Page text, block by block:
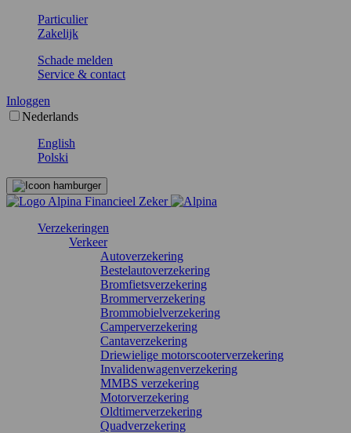
Particulier
Zakelijk
Schade melden
Service & contact
Inloggen
Nederlands
English
Polski
Verzekeringen
Verkeer
Autoverzekering
Bestelautoverzekering
Bromfietsverzekering
Brommerverzekering
Brommobielverzekering
Camperverzekering
Cantaverzekering
Driewielige motorscooterverzekering
Invalidenwagenverzekering
MMBS verzekering
Motorverzekering
Oldtimerverzekering
Quadverzekering